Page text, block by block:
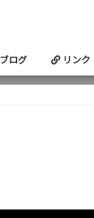
ブログ リンク